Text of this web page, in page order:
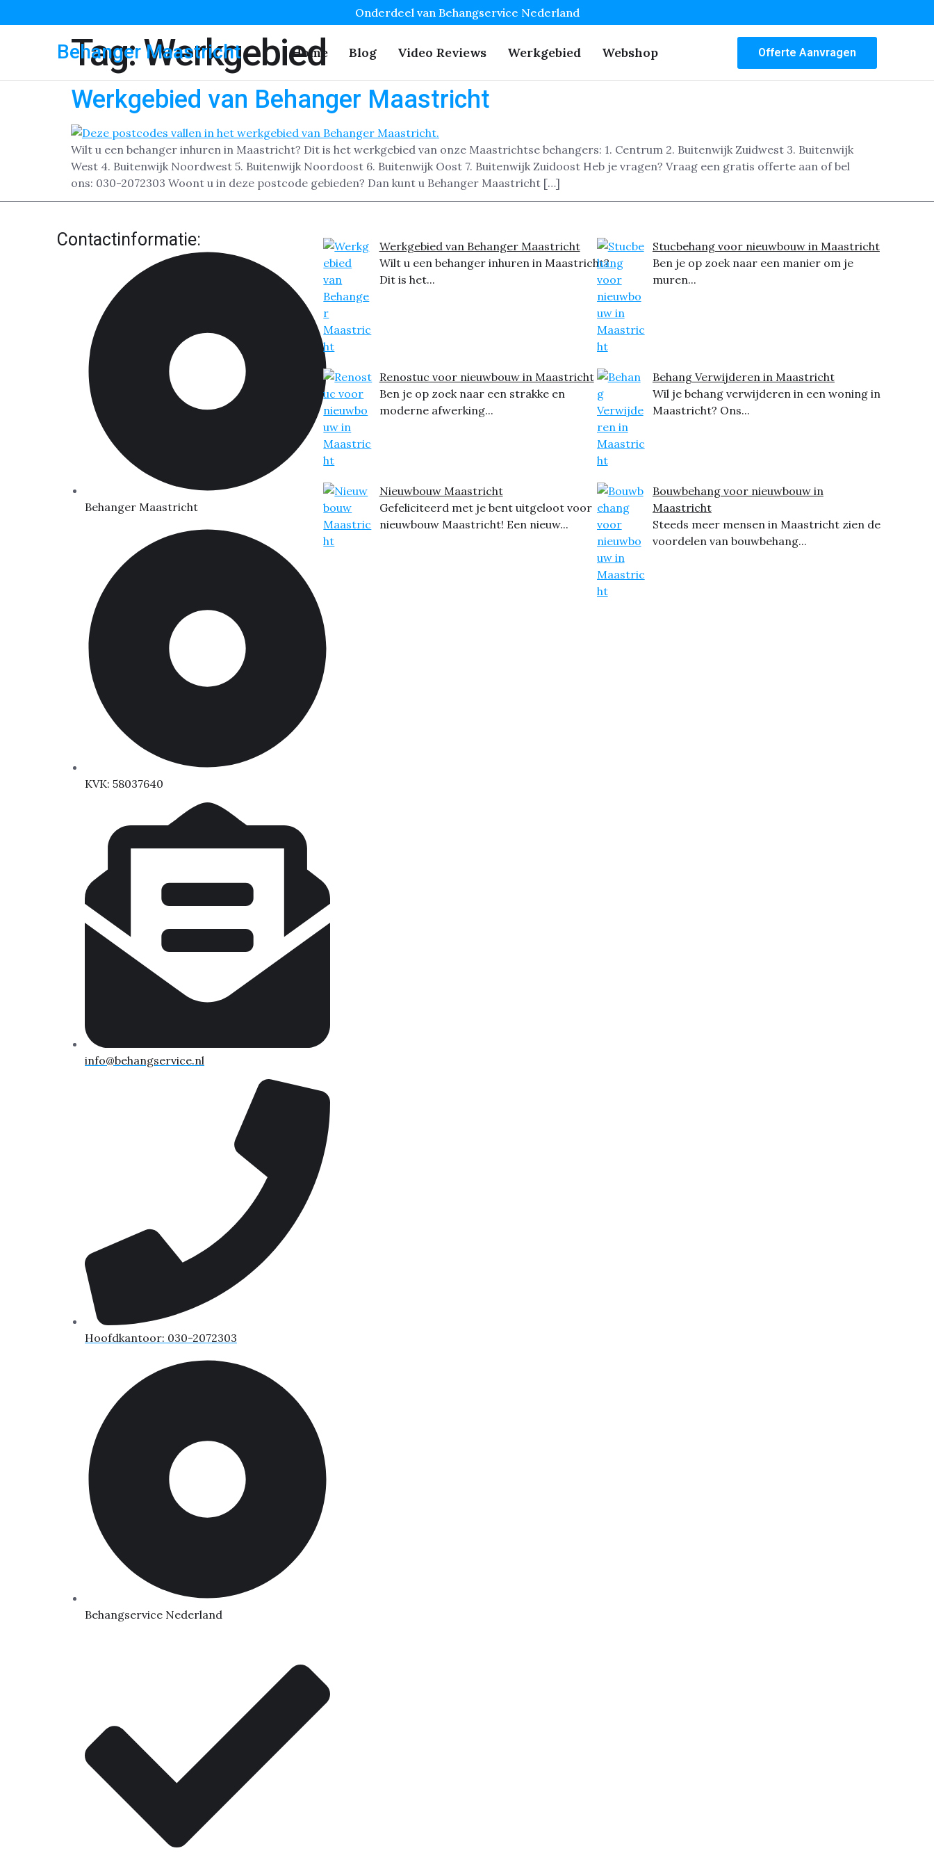
Onderdeel van Behangservice Nederland
Behanger Maastricht Home Blog Video Reviews Werkgebied Webshop Offerte Aanvragen
Tag:Werkgebied
Werkgebied van Behanger Maastricht
Wilt u een behanger inhuren in Maastricht? Dit is het werkgebied van onze Maastrichtse behangers: 1. Centrum 2. Buitenwijk Zuidwest 3. Buitenwijk
West 4. Buitenwijk Noordwest 5. Buitenwijk Noordoost 6. Buitenwijk Oost 7. Buitenwijk Zuidoost Heb je vragen? Vraag een gratis offerte aan of bel
ons: 030-2072303 Woont u in deze postcode gebieden? Dan kunt u Behanger Maastricht […]
Contactinformatie:
Behanger Maastricht
KVK: 58037640
info@behangservice.nl
Hoofdkantoor: 030-2072303
Behangservice Nederland
Werkgebied van Behanger Maastricht
Wilt u een behanger inhuren in Maastricht?
Dit is het...
Renostuc voor nieuwbouw in Maastricht
Ben je op zoek naar een strakke en
moderne afwerking...
Nieuwbouw Maastricht
Gefeliciteerd met je bent uitgeloot voor
nieuwbouw Maastricht! Een nieuw...
Stucbehang voor nieuwbouw in Maastricht
Ben je op zoek naar een manier om je
muren...
Behang Verwijderen in Maastricht
Wil je behang verwijderen in een woning in
Maastricht? Ons...
Bouwbehang voor nieuwbouw in
Maastricht
Steeds meer mensen in Maastricht zien de
voordelen van bouwbehang...